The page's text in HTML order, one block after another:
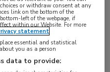
zijn verschillende
beschikbaar die
or withdraw consent at any
link on the bottom of the
left of the webpage, if
within our Website. For more
statement
essential and statistical
you as a person
data to provide: